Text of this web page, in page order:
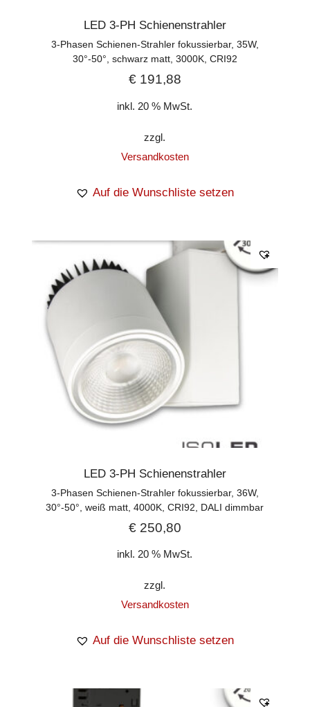
LED 3-PH Schienenstrahler
3-Phasen Schienen-Strahler fokussierbar, 35W,
30°-50°, schwarz matt, 3000K, CRI92
€191,88
inkl. 20 % MwSt.
zzgl.
Versandkosten
Auf die Wunschliste setzen
LED 3-PH Schienenstrahler
3-Phasen Schienen-Strahler fokussierbar, 36W,
30°-50°, weiß matt, 4000K, CRI92, DALI dimmbar
€250,80
inkl. 20 % MwSt.
zzgl.
Versandkosten
Auf die Wunschliste setzen